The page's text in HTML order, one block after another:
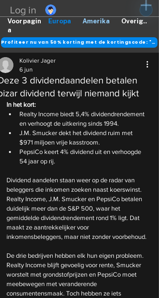
Log in
Europa Amerika Overig..
Voorpagin
a
Profiteer nu van 50% korting met de kortingscode: "DANK"
3 dividendaandelen betalen
dividend terwijl niemand kijkt
Kolivier Jager
6 jun
In het kort:
Realty Income biedt 5,4% dividendrendement
en verhoogt de uitkering sinds 1994.
J.M. Smucker dekt het dividend ruim met
$971 miljoen vrije kasstroom.
PepsiCo keert 4% dividend uit en verhoogde
54 jaar op rij.
Dividend aandelen staan weer op de radar van
beleggers die inkomen zoeken naast koerswinst.
Realty Income, J.M. Smucker en PepsiCo betalen
duidelijk meer dan de S&P 500, waar het
gemiddelde dividendrendement rond 1% ligt. Dat
maakt ze aantrekkelijker voor
inkomensbeleggers, maar niet zonder voorbehoud.
De drie bedrijven hebben elk hun eigen probleem.
Realty Income blijft gevoelig voor rente, Smucker
worstelt met grondstofprijzen en PepsiCo moet
meebewegen met veranderende
consumentensmaak. Toch hebben ze iets